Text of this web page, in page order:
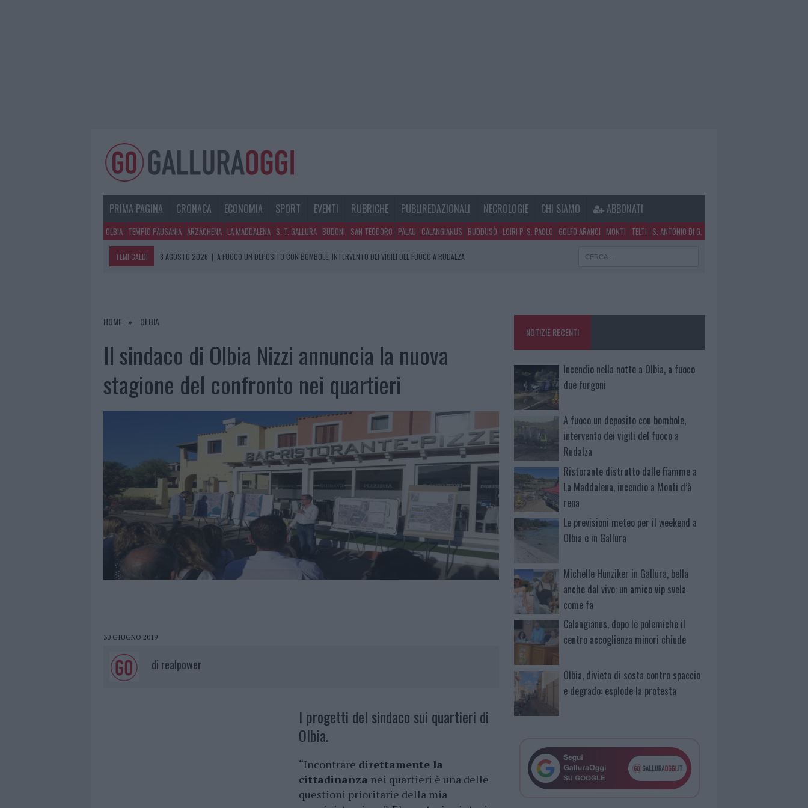
PRIMA PAGINA CRONACA ECONOMIA SPORT EVENTI RUBRICHE PUBLIREDAZIONALI NECROLOGIE CHI SIAMO ABBONATI
OLBIA TEMPIO PAUSANIA ARZACHENA LA MADDALENA S. T. GALLURA BUDONI SAN TEODORO PALAU CALANGIANUS BUDDUSÒ LOIRI P. S. PAOLO GOLFO ARANCI MONTI TELTI S. ANTONIO DI G.
TEMI CALDI 8 AGOSTO 2026 | A FUOCO UN DEPOSITO CON BOMBOLE, INTERVENTO DEI VIGILI DEL FUOCO A RUDALZA
7 AGOSTO 2026
HOME OLBIA
Il sindaco di Olbia Nizzi annuncia la nuova
stagione del confronto nei quartieri
30 GIUGNO 2019
di realpower
I progetti del sindaco sui quartieri di
Olbia.
“Incontrare direttamente la
cittadinanza nei quartieri è una delle
questioni prioritarie della mia
NOTIZIE RECENTI
Incendio nella notte a Olbia, a fuoco
due furgoni
A fuoco un deposito con bombole,
intervento dei vigili del fuoco a
Rudalza
Ristorante distrutto dalle fiamme a
La Maddalena, incendio a Monti d’à
rena
Le previsioni meteo per il weekend a
Olbia e in Gallura
Michelle Hunziker in Gallura, bella
anche dal vivo: un amico vip svela
come fa
Calangianus, dopo le polemiche il
centro accoglienza minori chiude
Olbia, divieto di sosta contro spaccio
e degrado: esplode la protesta